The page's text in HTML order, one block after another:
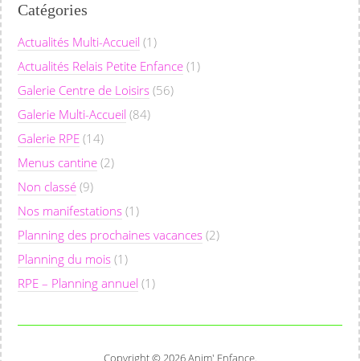
Catégories
Actualités Multi-Accueil (1)
Actualités Relais Petite Enfance (1)
Galerie Centre de Loisirs (56)
Galerie Multi-Accueil (84)
Galerie RPE (14)
Menus cantine (2)
Non classé (9)
Nos manifestations (1)
Planning des prochaines vacances (2)
Planning du mois (1)
RPE – Planning annuel (1)
Copyright © 2026 Anim' Enfance.